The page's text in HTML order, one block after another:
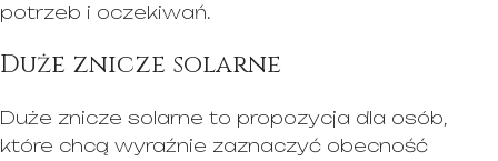
potrzeb i oczekiwań.
Duże znicze solarne
Duże znicze solarne to propozycja dla osób,
które chcą wyraźnie zaznaczyć obecność